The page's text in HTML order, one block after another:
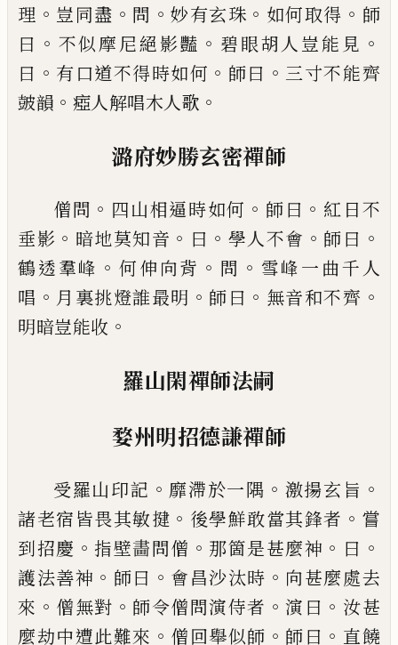
理 。 豈同盡 。 問 。妙有玄珠 。 如何取得 。 師
曰 。 不似摩尼絕影豔 。 碧眼胡人豈能見 。
曰 。 有口道不得時如何 。 師曰 。 三寸不能齊
皷韻 。 瘂人解唱木人歌 。
潞府妙勝玄密禪師
僧問 。 四山相逼時如何 。 師曰 。 紅 日不
垂影 。 暗地莫知音 。 曰 。 學人不會 。 師曰 。
鶴透羣峰 。 何伸向背 。 問 。 雪峰一曲千人
唱 。 月裏挑燈誰最明 。 師曰 。 無音和不齊 。
明暗豈能收 。
羅山閑禪師法嗣
婺州明招德謙禪師
受羅山印記 。 靡滯於一隅 。 激揚玄旨 。
諸老宿皆畏其敏揵 。 後學鮮敢當其鋒者 。 嘗
到招慶 。 指壁畵問僧 。 那箇是甚麼神 。 曰 。
護法善神 。 師曰 。 會昌沙汰時 。 向甚麼處去
來 。 僧無對 。 師令僧問演侍者 。演曰 。 汝甚
麼劫中遭此難來 。 僧回舉似師 。 師曰 。 直饒